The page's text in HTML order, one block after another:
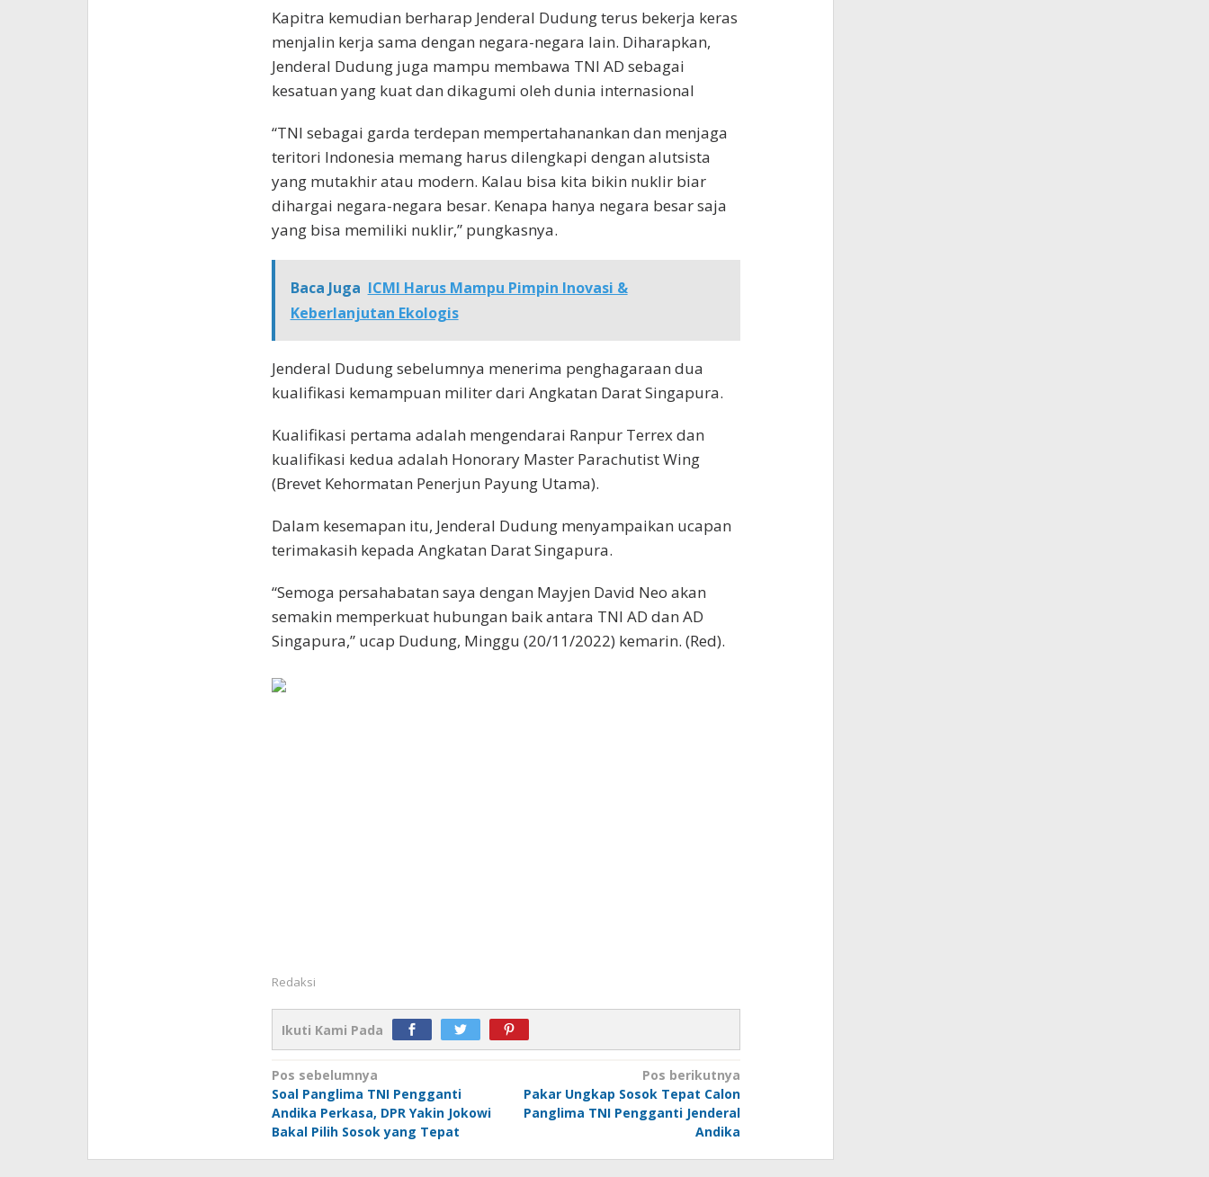
Kapitra kemudian berharap Jenderal Dudung terus bekerja keras
menjalin kerja sama dengan negara-negara lain. Diharapkan,
Jenderal Dudung juga mampu membawa TNI AD sebagai
kesatuan yang kuat dan dikagumi oleh dunia internasional
“TNI sebagai garda terdepan mempertahanankan dan menjaga
teritori Indonesia memang harus dilengkapi dengan alutsista
yang mutakhir atau modern. Kalau bisa kita bikin nuklir biar
dihargai negara-negara besar. Kenapa hanya negara besar saja
yang bisa memiliki nuklir,” pungkasnya.
Baca Juga ICMI Harus Mampu Pimpin Inovasi &
Keberlanjutan Ekologis
Jenderal Dudung sebelumnya menerima penghagaraan dua
kualifikasi kemampuan militer dari Angkatan Darat Singapura.
Kualifikasi pertama adalah mengendarai Ranpur Terrex dan
kualifikasi kedua adalah Honorary Master Parachutist Wing
(Brevet Kehormatan Penerjun Payung Utama).
Dalam kesemapan itu, Jenderal Dudung menyampaikan ucapan
terimakasih kepada Angkatan Darat Singapura.
“Semoga persahabatan saya dengan Mayjen David Neo akan
semakin memperkuat hubungan baik antara TNI AD dan AD
Singapura,” ucap Dudung, Minggu (20/11/2022) kemarin. (Red).
Redaksi
Ikuti Kami Pada
Navigasi
pos
Pos sebelumnya
Soal Panglima TNI Pengganti
Andika Perkasa, DPR Yakin Jokowi
Bakal Pilih Sosok yang Tepat
Pos berikutnya
Pakar Ungkap Sosok Tepat Calon
Panglima TNI Pengganti Jenderal
Andika